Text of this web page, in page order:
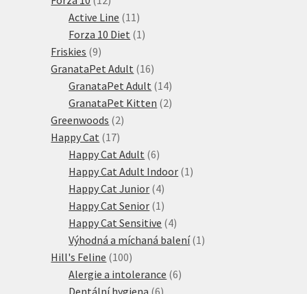
produktů
Active Line 11 11
produktů
Forza 10 Diet 1 1
Friskies 99
produktů
GranataPet Adult 1616
produktů
GranataPet Adult 1414
produktů
GranataPet Kitten 22
Greenwoods 22
Happy Cat 1717
produktů
Happy Cat Adult 66
produktů
Happy Cat Adult Indoor 1 1
Happy Cat Junior 44
produkty
Happy Cat Senior 1 1
produkt
Happy Cat Sensitive 44
produkty
Výhodná a míchaná balení 1 1
Hill's Feline 100100
produktů
Alergie a intolerance 66
Dentální hygiena 66